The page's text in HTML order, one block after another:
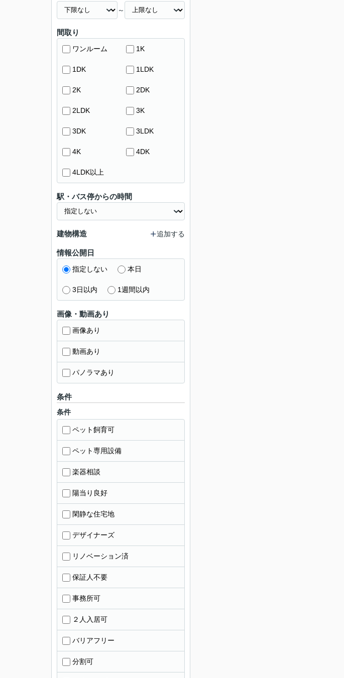
～
間取り
ワンルーム 1K
1DK 1LDK
2K 2DK
2LDK 3K
3DK 3LDK
4K 4DK
4LDK以上
駅・バス停からの時間
建物構造 追加する
情報公開日
指定しない 本日
3日以内 1週間以内
画像・動画あり
画像あり
動画あり
パノラマあり
条件
条件
ペット飼育可
ペット専用設備
楽器相談
陽当り良好
閑静な住宅地
デザイナーズ
リノベーション済
保証人不要
事務所可
２人入居可
バリアフリー
分割可